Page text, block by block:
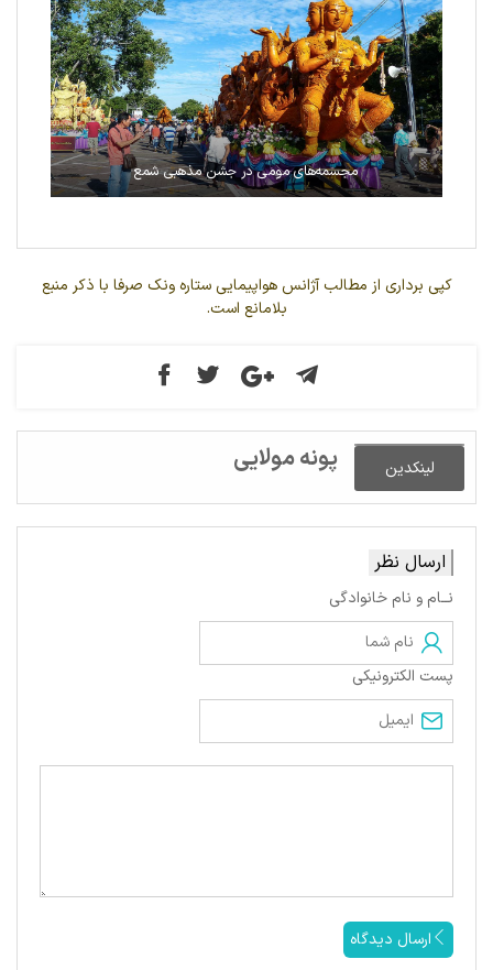
مجسمه‌های مومی در جشن مذهبی شمع
کپی برداری از مطالب آژانس هواپیمایی ستاره ونک صرفا با ذکر منبع
بلامانع است.
لینکدین پونه مولایی
ارسال نظر
نــام و نام خانوادگی
پست الکترونیکی
ارسال دیدگاه